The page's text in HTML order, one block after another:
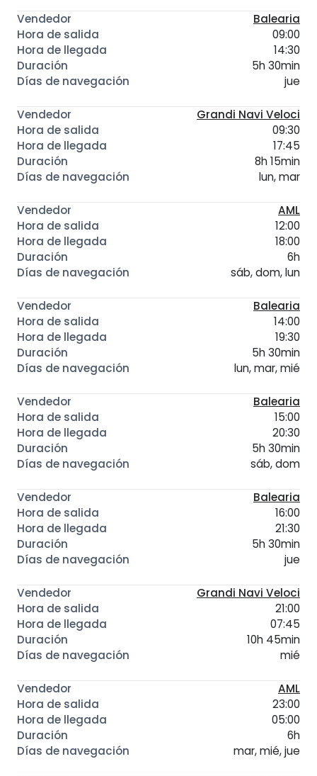
Balearia
09:00
14:30
5h 30min
jue
Grandi Navi Veloci
09:30
17:45
8h 15min
lun, mar
AML
12:00
18:00
6h
sáb, dom, lun
Balearia
14:00
19:30
5h 30min
lun, mar, mié
Balearia
15:00
20:30
5h 30min
sáb, dom
Balearia
16:00
21:30
5h 30min
jue
Grandi Navi Veloci
21:00
07:45
10h 45min
mié
AML
23:00
05:00
6h
mar, mié, jue